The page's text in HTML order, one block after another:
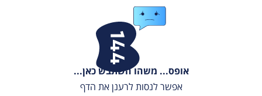
אופס... משהו השתבש כאן...
אפשר לנסות לרענן את הדף